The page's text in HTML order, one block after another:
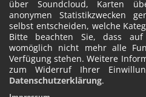
über Soundcloud, Karten
anonymen Statistikzwecken
selbst entscheiden, welche
Bitte beachten Sie, dass
womöglich nicht mehr alle
Verfügung stehen. Weitere
zum Widerruf Ihrer
Datenschutzerklärung.